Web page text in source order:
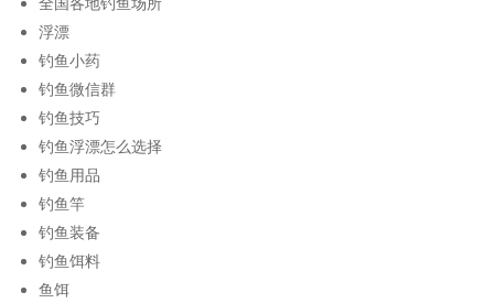
浮漂
钓鱼小药
钓鱼微信群
钓鱼技巧
钓鱼浮漂怎么选择
钓鱼用品
钓鱼竿
钓鱼装备
钓鱼饵料
鱼饵